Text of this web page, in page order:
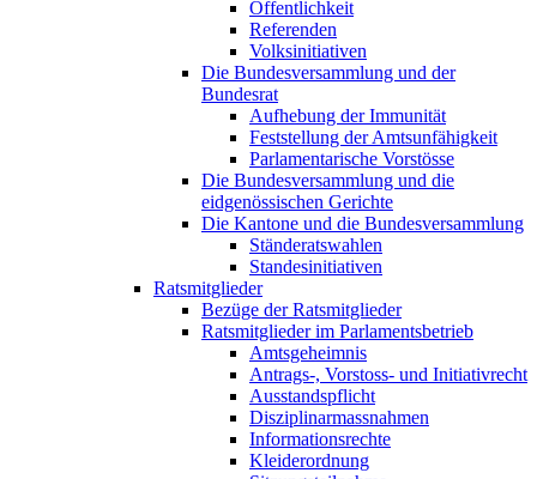
Öffentlichkeit
Referenden
Volksinitiativen
Die Bundesversammlung und der
Bundesrat
Aufhebung der Immunität
Feststellung der Amtsunfähigkeit
Parlamentarische Vorstösse
Die Bundesversammlung und die
eidgenössischen Gerichte
Die Kantone und die Bundesversammlung
Ständeratswahlen
Standesinitiativen
Ratsmitglieder
Bezüge der Ratsmitglieder
Ratsmitglieder im Parlamentsbetrieb
Amtsgeheimnis
Antrags-, Vorstoss- und Initiativrecht
Ausstandspflicht
Disziplinarmassnahmen
Informationsrechte
Kleiderordnung